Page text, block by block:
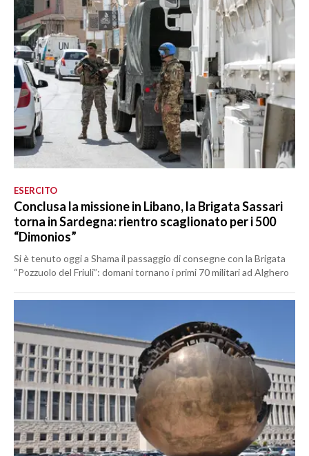
ESERCITO
Conclusa la missione in Libano, la Brigata Sassari
torna in Sardegna: rientro scaglionato per i 500
“Dimonios”
Si è tenuto oggi a Shama il passaggio di consegne con la Brigata
“Pozzuolo del Friuli”: domani tornano i primi 70 militari ad Alghero